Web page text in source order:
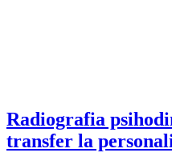
Radiografia
transfer la